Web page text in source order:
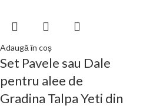
Adaugă în coș
Set Pavele sau Dale
pentru alee de
Gradina Talpa Yeti din